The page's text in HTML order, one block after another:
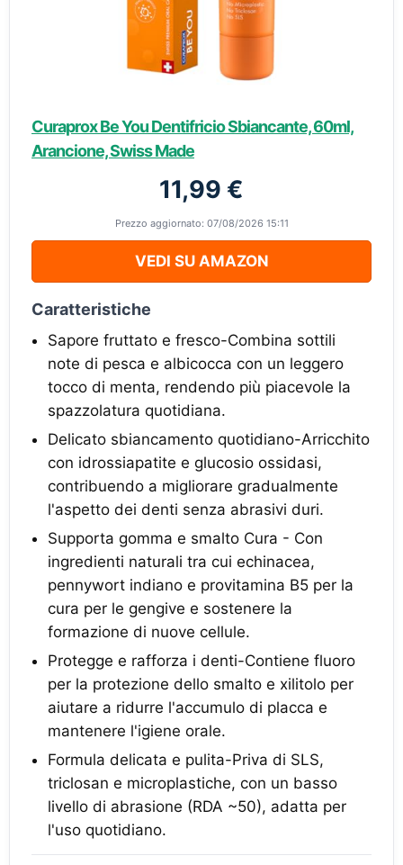
Curaprox Be You Dentifricio Sbiancante, 60ml,
Arancione, Swiss Made
11,99 €
Prezzo aggiornato: 07/08/2026 15:11
VEDI SU AMAZON
Caratteristiche
Sapore fruttato e fresco-Combina sottili
note di pesca e albicocca con un leggero
tocco di menta, rendendo più piacevole la
spazzolatura quotidiana.
Delicato sbiancamento quotidiano-Arricchito
con idrossiapatite e glucosio ossidasi,
contribuendo a migliorare gradualmente
l'aspetto dei denti senza abrasivi duri.
Supporta gomma e smalto Cura - Con
ingredienti naturali tra cui echinacea,
pennywort indiano e provitamina B5 per la
cura per le gengive e sostenere la
formazione di nuove cellule.
Protegge e rafforza i denti-Contiene fluoro
per la protezione dello smalto e xilitolo per
aiutare a ridurre l'accumulo di placca e
mantenere l'igiene orale.
Formula delicata e pulita-Priva di SLS,
triclosan e microplastiche, con un basso
livello di abrasione (RDA ~50), adatta per
l'uso quotidiano.